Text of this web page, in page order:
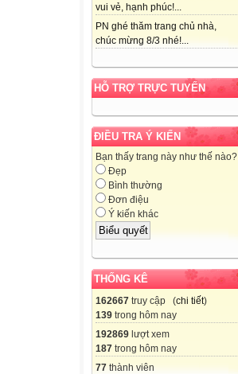
vui vẻ, hạnh phúc!...
PN ghé thăm trang chủ nhà,
chúc mừng 8/3 nhé!...
HỖ TRỢ TRỰC TUYẾN
ĐIỀU TRA Ý KIẾN
Bạn thấy trang này như thế nào?
Đẹp
Bình thường
Đơn điệu
Ý kiến khác
THỐNG KÊ
162667 truy cập (chi tiết)
139 trong hôm nay
192869 lượt xem
187 trong hôm nay
77 thành viên